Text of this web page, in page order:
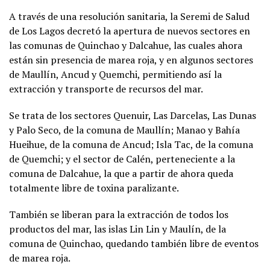
A través de una resolución sanitaria, la Seremi de Salud
de Los Lagos decretó la apertura de nuevos sectores en
las comunas de Quinchao y Dalcahue, las cuales ahora
están sin presencia de marea roja, y en algunos sectores
de Maullín, Ancud y Quemchi, permitiendo así la
extracción y transporte de recursos del mar.
Se trata de los sectores Quenuir, Las Darcelas, Las Dunas
y Palo Seco, de la comuna de Maullín; Manao y Bahía
Hueihue, de la comuna de Ancud; Isla Tac, de la comuna
de Quemchi; y el sector de Calén, perteneciente a la
comuna de Dalcahue, la que a partir de ahora queda
totalmente libre de toxina paralizante.
También se liberan para la extracción de todos los
productos del mar, las islas Lin Lin y Maulín, de la
comuna de Quinchao, quedando también libre de eventos
de marea roja.